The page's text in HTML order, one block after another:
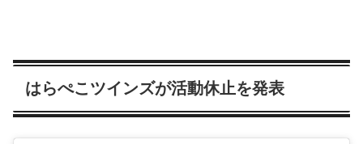
はらぺこツインズが活動休止を発表